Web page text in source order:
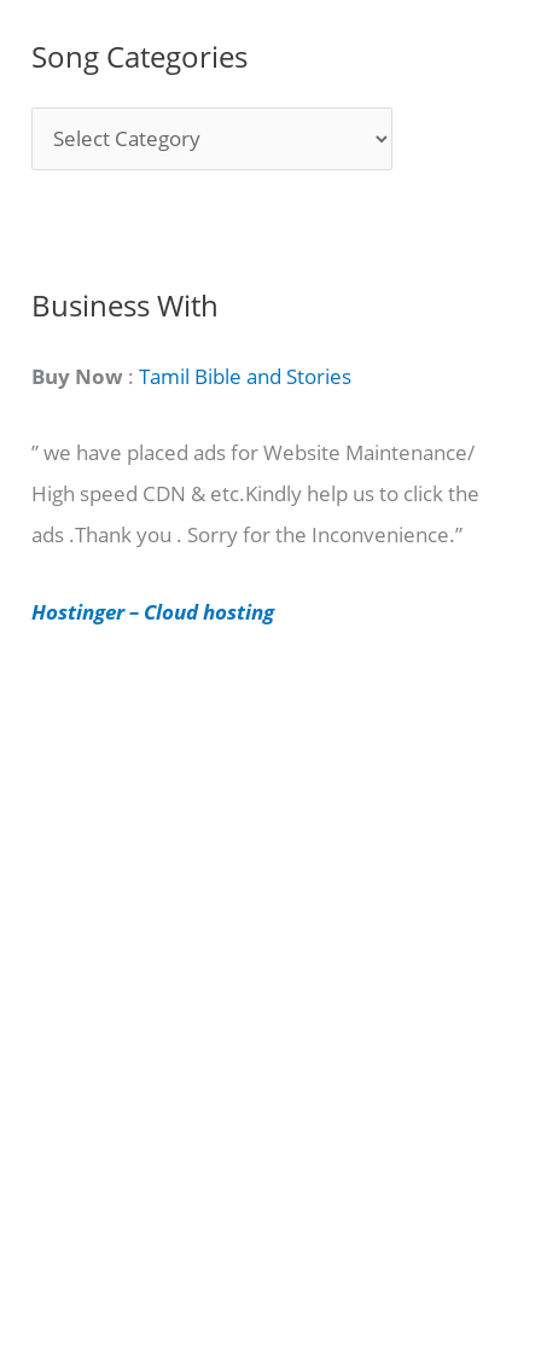
Song Categories
o
C
t
g
o
r
e
Business With
Buy Now :Tamil Bible and Stories
” we have placed ads for Website Maintenance/
High speed CDN & etc.Kindly help us to click the
ads .Thank you . Sorry for the Inconvenience.”
Hostinger – Cloud hosting